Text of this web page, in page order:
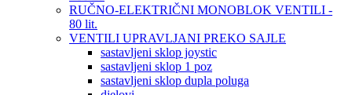
RUČNO-ELEKTRIČNI MONOBLOK VENTILI -
80 lit.
VENTILI UPRAVLJANI PREKO SAJLE
sastavljeni sklop joystic
sastavljeni sklop 1 poz
sastavljeni sklop dupla poluga